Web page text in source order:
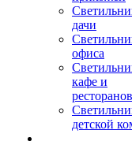
дачи
офиса
кафе и
ресторанов
детской